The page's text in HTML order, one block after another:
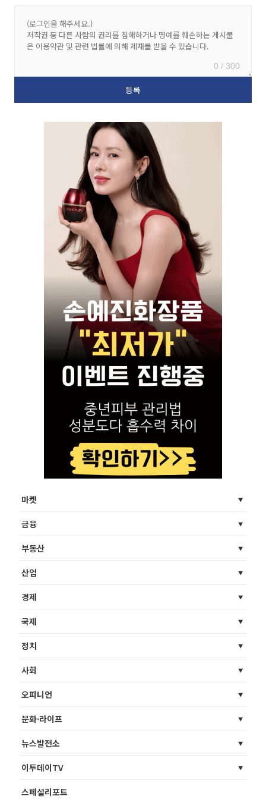
0 / 300
마켓
금융
부동산
산업
경제
국제
정치
사회
오피니언
문화·라이프
뉴스발전소
이투데이TV
스페셜리포트